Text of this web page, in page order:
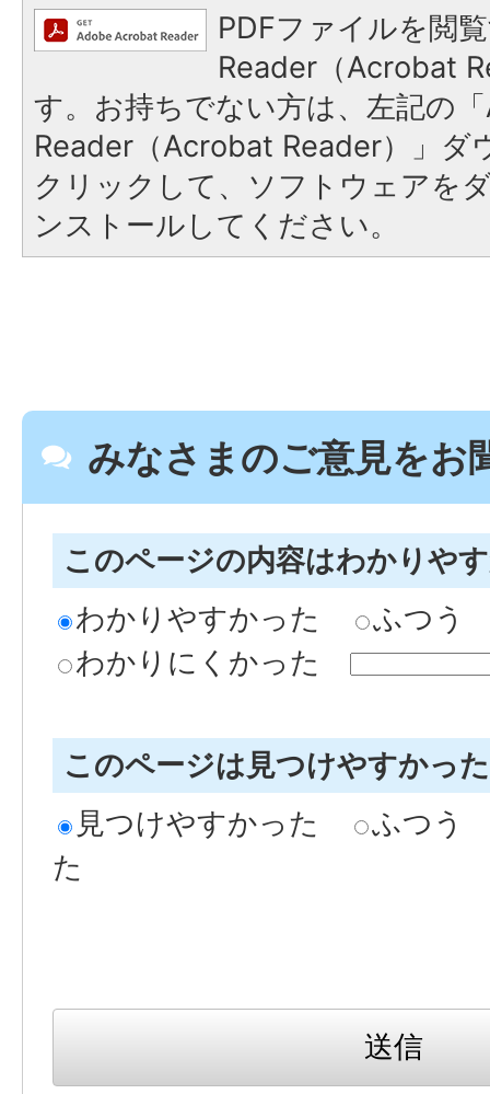
PDFファイルを閲
Reader（Acrobat
す。お持ちでない方は、左記の
Reader（Acrobat Reader）」ダ
クリックして、ソフトウェアを
ンストールしてください。
みなさまのご意見をお
このページの内容はわかりや
わかりやすかった
ふつう
わかりにくかった
このページは見つけやすかっ
見つけやすかった
ふつう
た